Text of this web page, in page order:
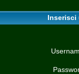
Inserisci